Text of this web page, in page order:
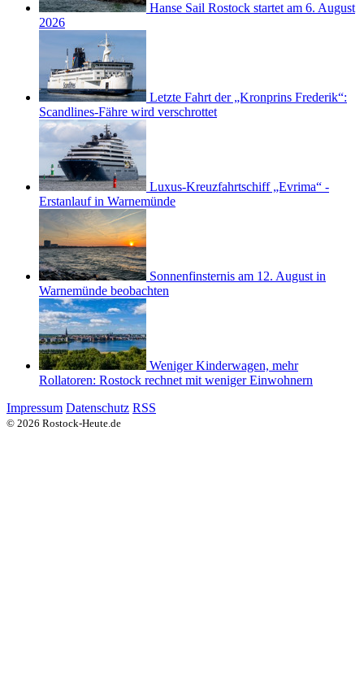
Hanse Sail Rostock startet am 6. August
2026
Letzte Fahrt der „Kronprins Frederik“:
Scandlines-Fähre wird verschrottet
Luxus-Kreuzfahrtschiff „Evrima“ -
Erstanlauf in Warnemünde
Sonnenfinsternis am 12. August in
Warnemünde beobachten
Weniger Kinderwagen, mehr
Rollatoren: Rostock rechnet mit weniger Einwohnern
Impressum Datenschutz RSS
© 2026 Rostock-Heute.de